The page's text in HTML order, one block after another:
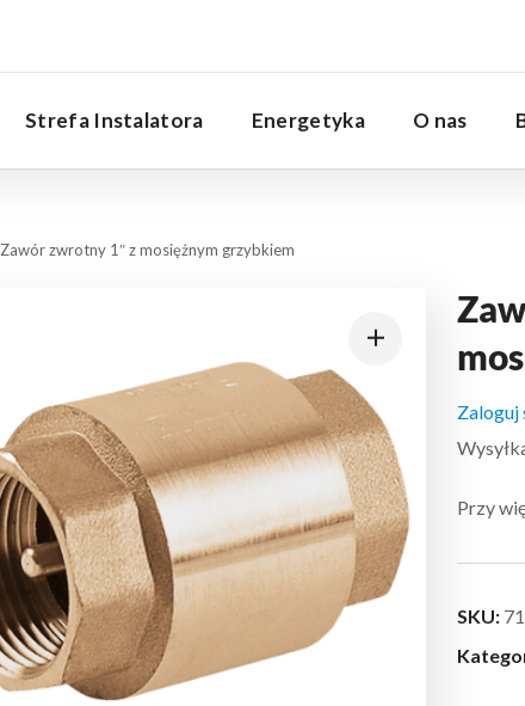
Strefa Instalatora Energetyka O nas
Zawór zwrotny 1″ z mosiężnym grzybkiem
Zaloguj
Przy
SKU: